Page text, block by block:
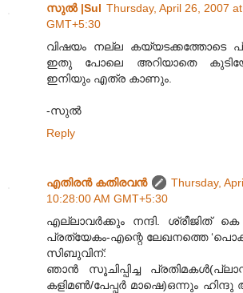
സുല്‍ |Sul Thursday, April 26, 2007
GMT+5:30
വിഷയം നല്ല കയ്യടക്കത്തോടെ
ഇതു പോലെ അറിയാതെ
ഇനിയും എത്ര കാണും.
-സുല്‍
Reply
എതിരന്‍ കതിരവന്‍
Thursday,
10:28:00 AM GMT+5:30
എല്ലാവര്‍ക്കും നന്ദി. ശ്രീജിത്
പ്രത്യേകം-എന്റെ ലേഖനത്തെ
സിബുവിന്:
ഞാന്‍ സൂചിപ്പിച്ച
കളിമണ്‍‍/പേപ്പര്‍ മാഷെ)ഒന്നും